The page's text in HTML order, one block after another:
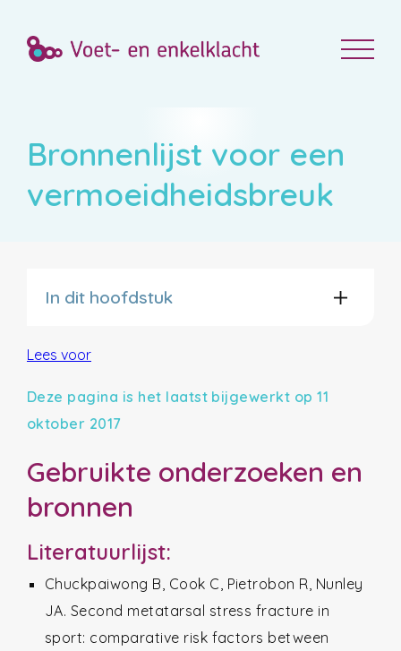
Bronnenlijst voor een
vermoeidheidsbreuk
In dit hoofdstuk
Lees voor
Deze pagina is het laatst bijgewerkt op 11
oktober 2017
Gebruikte onderzoeken en
bronnen
Literatuurlijst:
Chuckpaiwong B, Cook C, Pietrobon R, Nunley
JA. Second metatarsal stress fracture in
sport: comparative risk factors between